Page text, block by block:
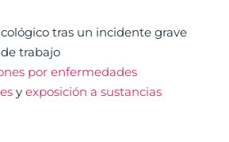
tras un incidente grave
trabajo
por enfermedades
y exposición a sustancias